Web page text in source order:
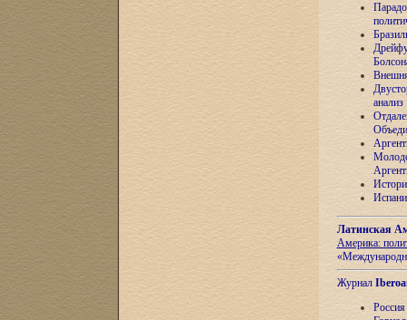
анализ
Латинская
Америка:
Журнал